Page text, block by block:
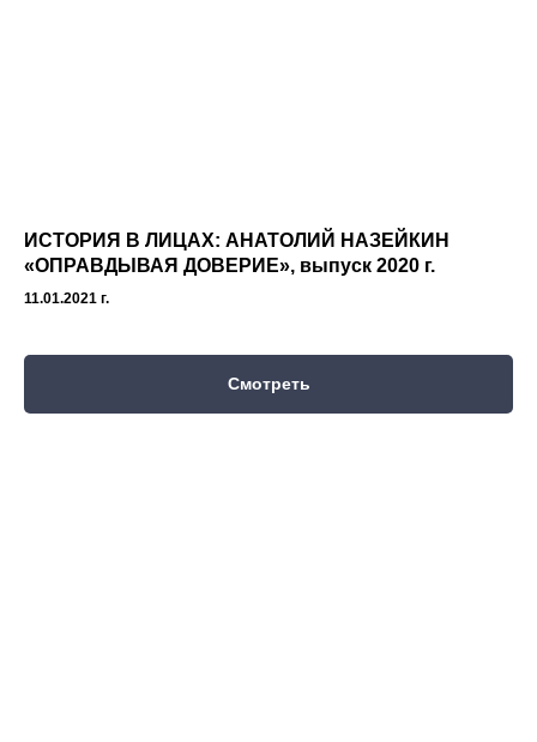
ИСТОРИЯ В ЛИЦАХ: АНАТОЛИЙ НАЗЕЙКИН
«ОПРАВДЫВАЯ ДОВЕРИЕ», выпуск 2020 г.
11.01.2021 г.
Смотреть